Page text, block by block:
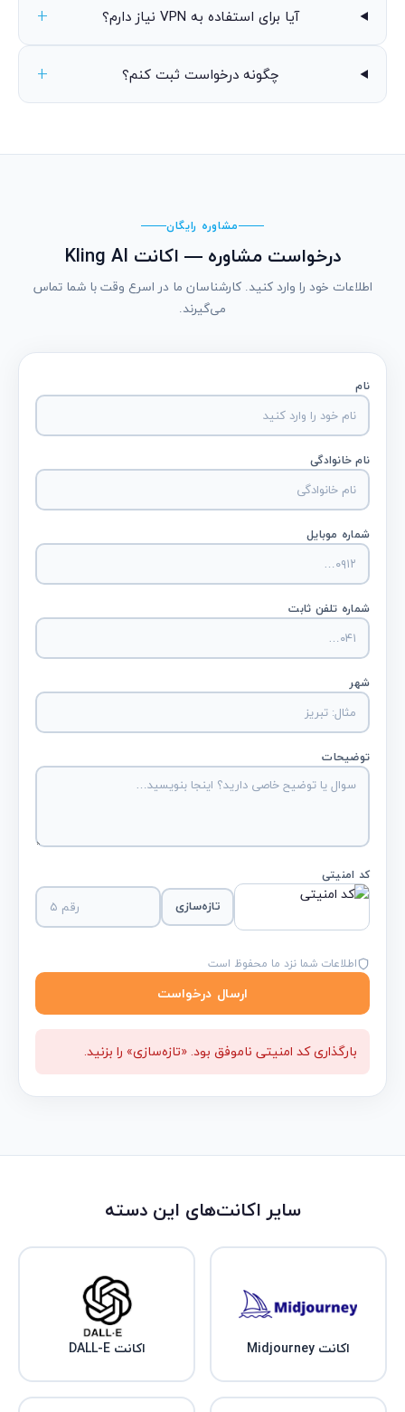
آیا برای استفاده به VPN نیاز دارم؟
چگونه درخواست ثبت کنم؟
مشاوره رایگان
درخواست مشاوره — اکانت Kling AI
اطلاعات خود را وارد کنید. کارشناسان ما در اسرع وقت با شما تماس
می‌گیرند.
نام
نام خانوادگی
شماره موبایل
شماره تلفن ثابت
شهر
توضیحات
کد امنیتی
تازه‌سازی
اطلاعات شما نزد ما محفوظ است
ارسال درخواست
بارگذاری کد امنیتی ناموفق بود. «تازه‌سازی» را بزنید.
سایر اکانت‌های این دسته
اکانت Midjourney اکانت DALL-E